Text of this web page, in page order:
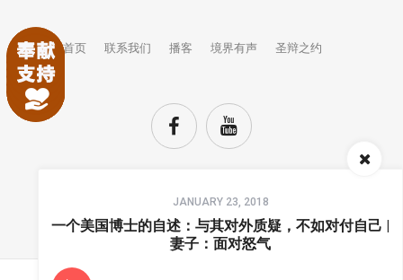
JANUARY 23, 2018
一个美国博士的自述：与其对外质疑，不如对付自己 |
妻子：面对怒气
首页 联系我们 播客 境界有声 圣辩之约
TOP